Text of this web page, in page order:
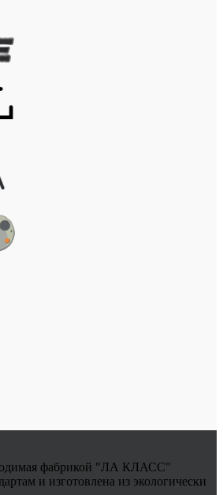
фабрикой "ЛА КЛАСС"
и изготовлена из экологически